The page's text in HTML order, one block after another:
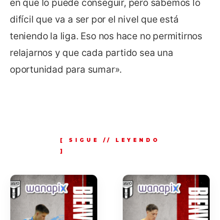
en que lo puede conseguir, pero sabemos lo
difícil que va a ser por el nivel que está
teniendo la liga. Eso nos hace no permitirnos
relajarnos y que cada partido sea una
oportunidad para sumar».